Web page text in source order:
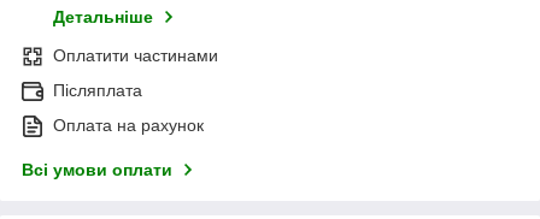
Детальніше
Оплатити частинами
Післяплата
Оплата на рахунок
Всі умови оплати